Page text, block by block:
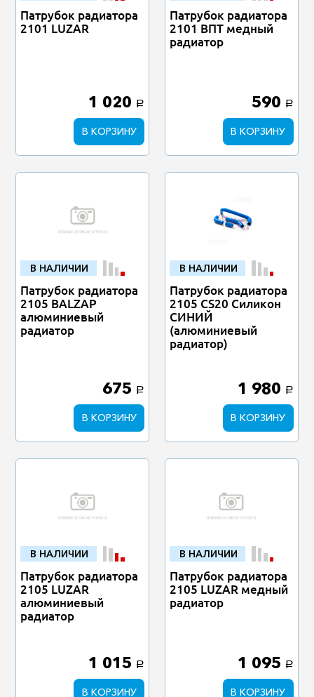
Патрубок радиатора
2101 LUZAR
1 020 a
В КОРЗИНУ
Патрубок радиатора
2101 ВПТ медный
радиатор
590 a
В КОРЗИНУ
В НАЛИЧИИ
Патрубок радиатора
2105 BALZAP
алюминиевый
радиатор
675 a
В КОРЗИНУ
В НАЛИЧИИ
Патрубок радиатора
2105 CS20 Силикон
СИНИЙ
(алюминиевый
радиатор)
1 980 a
В КОРЗИНУ
В НАЛИЧИИ
Патрубок радиатора
2105 LUZAR
алюминиевый
радиатор
1 015 a
В КОРЗИНУ
В НАЛИЧИИ
Патрубок радиатора
2105 LUZAR медный
радиатор
1 095 a
В КОРЗИНУ